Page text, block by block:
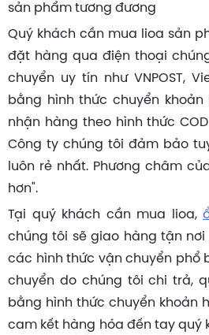
sản phẩm tương đương
Quý khách cần mua lioa sản
đặt hàng qua điện thoại
chuyển uy tín như VNPOST,
bằng hình thức chuyển
nhận hàng theo hình thức
Công ty chúng tôi đảm bảo
luôn rẻ nhất. Phương châm
hơn".
Tại quý khách cần mua lioa,
chúng tôi sẽ giao hàng tận
các hình thức vận chuyển phổ
chuyển do chúng tôi chi trả,
bằng hình thức chuyển khoản
cam kết hàng hóa đến tay